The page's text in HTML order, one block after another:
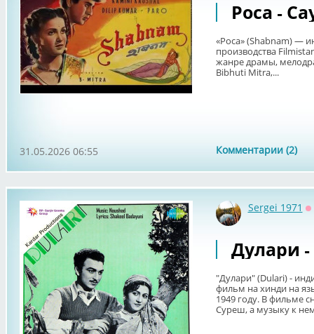
Роса -
«Роса» (Shabnam) —
производства
жанре драмы,
Bibhuti Mitra,...
Комментарии (2)
31.05.2026 06:55
Sergei 1971
Дулари -
"Дулари" (Dulari) -
фильм на хинди на
1949 году. В фильме
Суреш, а музыку к